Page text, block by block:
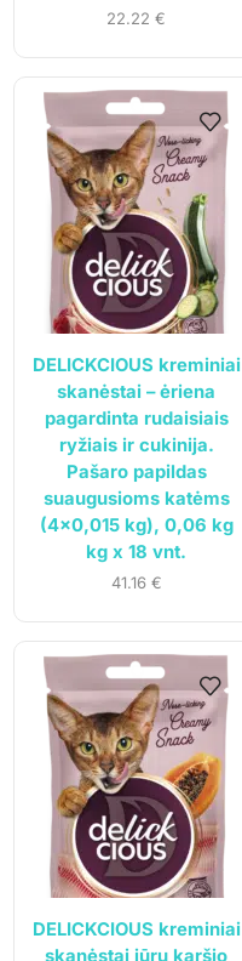
22.22 €
DELICKCIOUS kreminiai
skanėstai – ėriena
pagardinta rudaisiais
ryžiais ir cukinija.
Pašaro papildas
suaugusioms katėms
(4×0,015 kg), 0,06 kg
kg x 18 vnt.
41.16 €
DELICKCIOUS kreminiai
skanėstai jūrų karšio